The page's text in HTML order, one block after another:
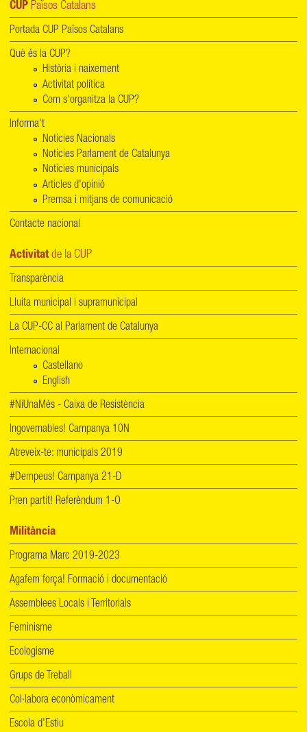
CUP Països Catalans
Portada CUP Països Catalans
Què és la CUP?
Història i naixement
Activitat política
Com s'organitza la CUP?
Informa't
Notícies Nacionals
Notícies Parlament de Catalunya
Notícies municipals
Articles d'opinió
Premsa i mitjans de comunicació
Contacte nacional
Activitat de la CUP
Transparència
Lluita municipal i supramunicipal
La CUP-CC al Parlament de Catalunya
Internacional
Castellano
English
#NiUnaMés - Caixa de Resistència
Ingovernables! Campanya 10N
Atreveix-te: municipals 2019
#Dempeus! Campanya 21-D
Pren partit! Referèndum 1-O
Militància
Programa Marc 2019-2023
Agafem força! Formació i documentació
Assemblees Locals i Territorials
Feminisme
Ecologisme
Grups de Treball
Col·labora econòmicament
Escola d'Estiu